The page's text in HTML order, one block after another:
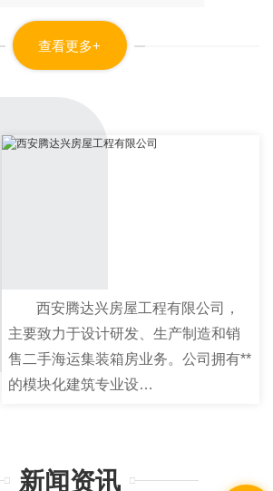
查看更多+
西安腾达兴房屋工程有限公司，
主要致力于设计研发、生产制造和销
售二手海运集装箱房业务。公司拥有**
的模块化建筑专业设…
新闻资讯